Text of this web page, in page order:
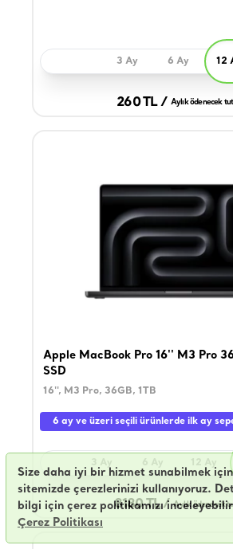
Size daha iyi bir hizmet sunabilmek
sitemizde çerezlerinizi kullanıyoruz.
bilgi için çerez politikamızı
Çerez Politikası
3 Ay 6 Ay 12
260 TL / Aylık ödenecek
Apple MacBook Pro 16'' M3 Pro
SSD
16'', M3 Pro, 36GB, 1TB
6 ay ve üzeri seçili ürünlerde ilk ay
3 Ay 6 Ay 12 Ay
8180 TL / Aylık ödenecek